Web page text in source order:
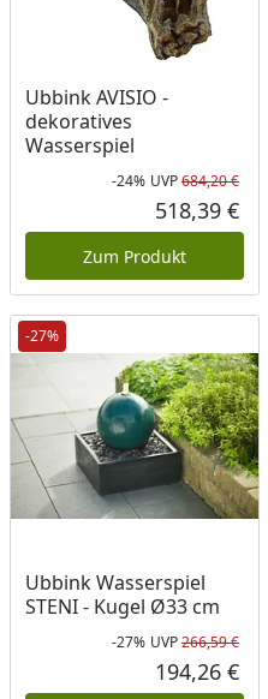
Ubbink AVISIO -
dekoratives
Wasserspiel
-24% UVP684,20 €
518,39 €
Zum Produkt
-27%
Ubbink Wasserspiel
STENI - Kugel Ø33 cm
-27% UVP266,59 €
194,26 €